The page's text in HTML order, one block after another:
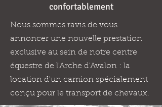
confortablement
Nous sommes ravis de vous
annoncer une nouvelle prestation
exclusive au sein de notre centre
équestre de l'Arche d'Avalon : la
location d'un camion spécialement
conçu pour le transport de chevaux.